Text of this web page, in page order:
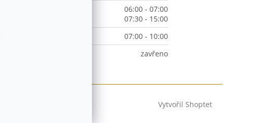
06:00 - 07:00
07:30 - 15:00
07:00 - 10:00
zavřeno
Vytvořil Shoptet